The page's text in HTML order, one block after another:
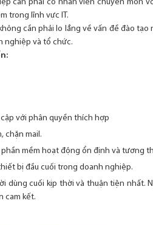
cần phải có nhân viên chuyên môn
trong lĩnh vực IT.
cần phải lo lắng về vấn đề đào
nghiệp và tổ chức.
với phân quyền thích hợp
chặn mail.
mềm hoạt động ổn định và tương
bị đầu cuối trong doanh nghiệp.
dùng cuối kịp thời và thuận tiện
cam kết.